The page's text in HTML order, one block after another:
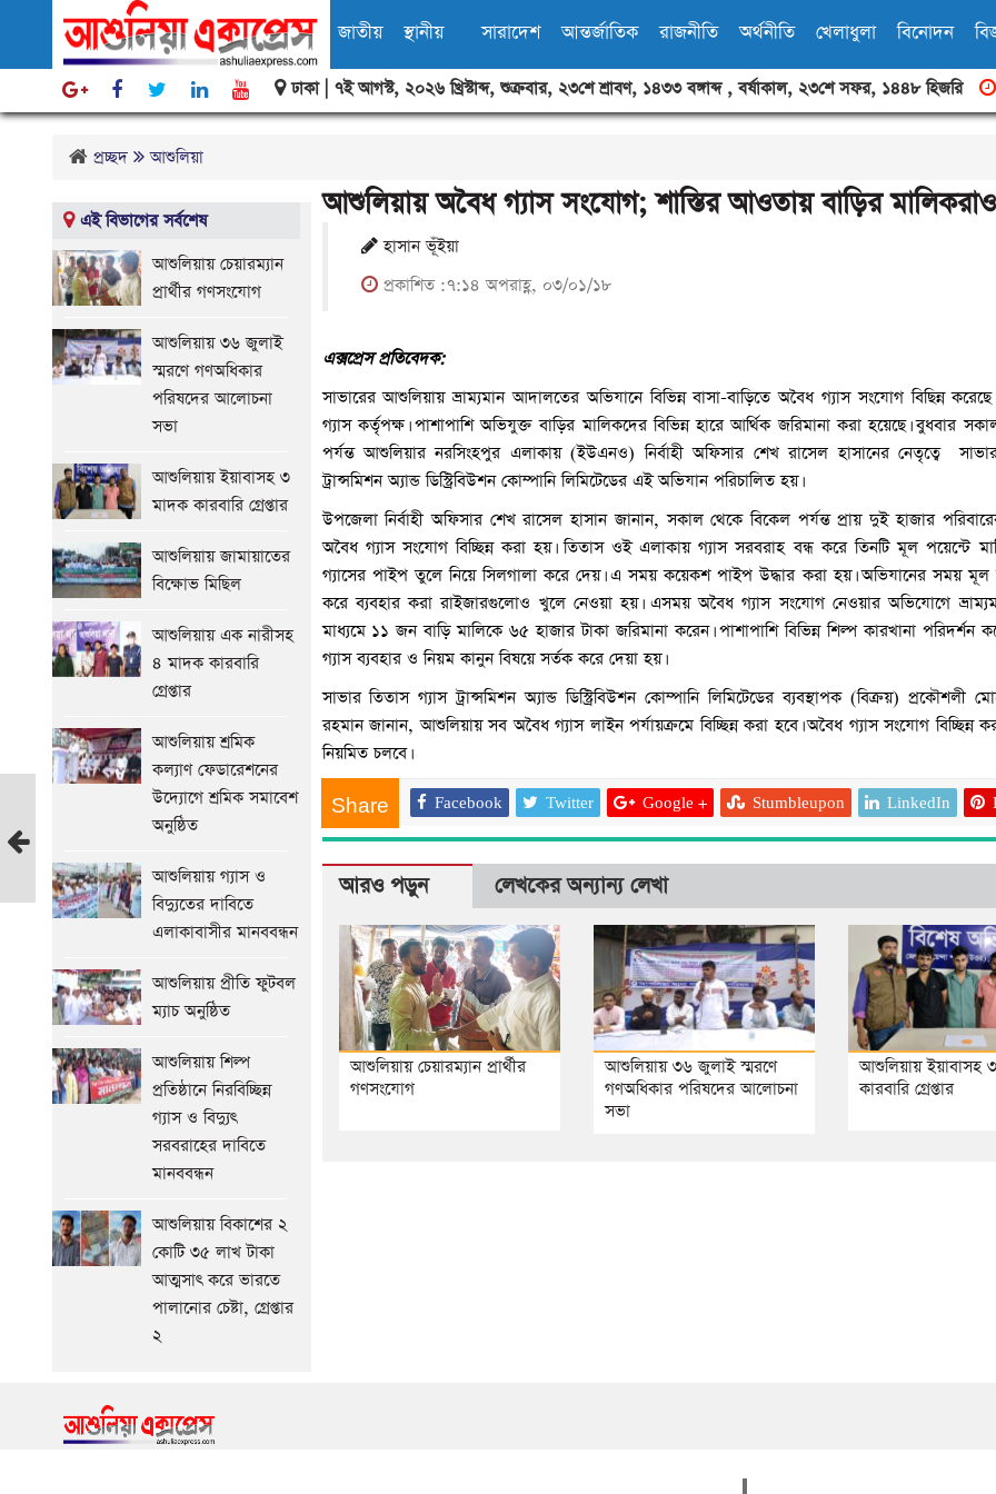
জাতীয় স্থানীয় সারাদেশ আন্তর্জাতিক রাজনীতি অর্থনীতি খেলাধুলা বিনোদন
বিবিধ
ঢাকা | ৭ই আগস্ট, ২০২৬ খ্রিস্টাব্দ,শুক্রবার, ২৩শে শ্রাবণ, ১৪৩৩ বঙ্গাব্দ,বর্ষাকাল, ২৩শে সফর, ১৪৪৮ হিজরি
সাভারে
সংগঠনের
ভবন
ভাঙ্গার
বিক্ষোভ
আগের
সংবাদ
প্রচ্ছদ আশুলিয়া
আশুলিয়ায় অবৈধ গ্যাস সংযোগ; শাস্তির আওতায় বাড়ির মালিকরাও
হাসান ভূঁইয়া
প্রকাশিত :৭:১৪ অপরাহ্ণ, ০৩/০১/১৮
এক্সপ্রেস প্রতিবেদক:
সাভারের আশুলিয়ায় ভ্রাম্যমান আদালতের অভিযানে বিভিন্ন বাসা-বাড়িতে অবৈধ গ্যাস সংযোগ বিছিন্ন
গ্যাস কর্তৃপক্ষ। পাশাপাশি অভিযুক্ত বাড়ির মালিকদের বিভিন্ন হারে আর্থিক জরিমানা করা হয়েছে। বুধবার
পর্যন্ত আশুলিয়ার নরসিংহপুর এলাকায় (ইউএনও) নির্বাহী অফিসার শেখ রাসেল হাসানের নেতৃত্বে
ট্রান্সমিশন অ্যান্ড ডিস্ট্রিবিউশন কোম্পানি লিমিটেডের এই অভিযান পরিচালিত হয়।
উপজেলা নির্বাহী অফিসার শেখ রাসেল হাসান জানান, সকাল থেকে বিকেল পর্যন্ত প্রায় দুই হাজার
অবৈধ গ্যাস সংযোগ বিচ্ছিন্ন করা হয়। তিতাস ওই এলাকায় গ্যাস সরবরাহ বন্ধ করে তিনটি মূল পয়েন্টে
গ্যাসের পাইপ তুলে নিয়ে সিলগালা করে দেয়। এ সময় কয়েকশ পাইপ উদ্ধার করা হয়। অভিযানের সময় মূল
করে ব্যবহার করা রাইজারগুলোও খুলে নেওয়া হয়। এসময় অবৈধ গ্যাস সংযোগ নেওয়ার অভিযোগে
মাধ্যমে ১১ জন বাড়ি মালিকে ৬৫ হাজার টাকা জরিমানা করেন। পাশাপাশি বিভিন্ন শিল্প কারখানা পরিদর্শন
গ্যাস ব্যবহার ও নিয়ম কানুন বিষয়ে সর্তক করে দেয়া হয়।
সাভার তিতাস গ্যাস ট্রান্সমিশন অ্যান্ড ডিস্ট্রিবিউশন কোম্পানি লিমিটেডের ব্যবস্থাপক (বিক্রয়) প্রকৌশলী
রহমান জানান, আশুলিয়ায় সব অবৈধ গ্যাস লাইন পর্যায়ক্রমে বিচ্ছিন্ন করা হবে। অবৈধ গ্যাস সংযোগ বিচ্ছিন্ন
নিয়মিত চলবে।
Share Facebook Twitter Google + Stumbleupon LinkedIn
আরও পড়ুন লেখকের অন্যান্য লেখা
আশুলিয়ায় চেয়ারম্যান প্রার্থীর
গণসংযোগ
আশুলিয়ায় ৩৬ জুলাই স্মরণে
গণঅধিকার পরিষদের আলোচনা
সভা
আশুলিয়ায় ইয়াবাসহ
কারবারি গ্রেপ্তার
এই বিভাগের সর্বশেষ
আশুলিয়ায় চেয়ারম্যান
প্রার্থীর গণসংযোগ
আশুলিয়ায় ৩৬ জুলাই
স্মরণে গণঅধিকার
পরিষদের আলোচনা
সভা
আশুলিয়ায় ইয়াবাসহ ৩
মাদক কারবারি গ্রেপ্তার
আশুলিয়ায় জামায়াতের
বিক্ষোভ মিছিল
আশুলিয়ায় এক নারীসহ
৪ মাদক কারবারি
গ্রেপ্তার
আশুলিয়ায় শ্রমিক
কল্যাণ ফেডারেশনের
উদ্যোগে শ্রমিক সমাবেশ
অনুষ্ঠিত
আশুলিয়ায় গ্যাস ও
বিদ্যুতের দাবিতে
এলাকাবাসীর মানববন্ধন
আশুলিয়ায় প্রীতি ফুটবল
ম্যাচ অনুষ্ঠিত
আশুলিয়ায় শিল্প
প্রতিষ্ঠানে নিরবিচ্ছিন্ন
গ্যাস ও বিদ্যুৎ
সরবরাহের দাবিতে
মানববন্ধন
আশুলিয়ায় বিকাশের ২
কোটি ৩৫ লাখ টাকা
আত্মসাৎ করে ভারতে
পালানোর চেষ্টা, গ্রেপ্তার
২
আশুলিয়ায় চলন্ত বাসে
চালক-হেলপারসহ